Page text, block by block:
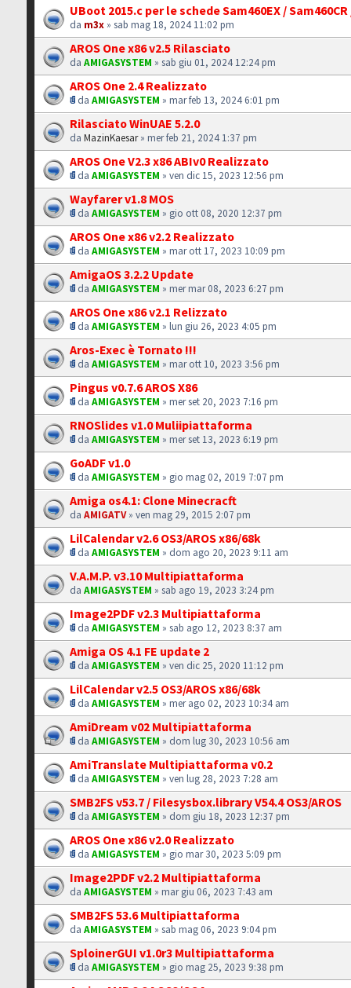
UBoot 2015.c per le schede Sam460EX / Sam460CR
da m3x » sab mag 18, 2024 11:02 pm
AROS One x86 v2.5 Rilasciato
daAMIGASYSTEM » sab giu 01, 2024 12:24 pm
AROS One 2.4 Realizzato
daAMIGASYSTEM » mar feb 13, 2024 6:01 pm
Rilasciato WinUAE 5.2.0
daMazinKaesar» mer feb 21, 2024 1:37 pm
AROS One V2.3 x86 ABIv0 Realizzato
daAMIGASYSTEM » ven dic 15, 2023 12:56 pm
Wayfarer v1.8 MOS
daAMIGASYSTEM » gio ott 08, 2020 12:37 pm
AROS One x86 v2.2 Realizzato
daAMIGASYSTEM » mar ott 17, 2023 10:09 pm
AmigaOS 3.2.2 Update
daAMIGASYSTEM » mer mar 08, 2023 6:27 pm
AROS One x86 v2.1 Relizzato
daAMIGASYSTEM » lun giu 26, 2023 4:05 pm
Aros-Exec è Tornato !!!
daAMIGASYSTEM » mar ott 10, 2023 3:56 pm
Pingus v0.7.6 AROS X86
daAMIGASYSTEM » mer set 20, 2023 7:16 pm
RNOSlides v1.0 Muliipiattaforma
daAMIGASYSTEM » mer set 13, 2023 6:19 pm
GoADF v1.0
daAMIGASYSTEM » gio mag 02, 2019 7:07 pm
Amiga os4.1: Clone Minecracft
daAMIGATV» ven mag 29, 2015 2:07 pm
LilCalendar v2.6 OS3/AROS x86/68k
daAMIGASYSTEM » dom ago 20, 2023 9:11 am
V.A.M.P. v3.10 Multipiattaforma
daAMIGASYSTEM » sab ago 19, 2023 3:24 pm
Image2PDF v2.3 Multipiattaforma
daAMIGASYSTEM » sab ago 12, 2023 8:37 am
Amiga OS 4.1 FE update 2
daAMIGASYSTEM » ven dic 25, 2020 11:12 pm
LilCalendar v2.5 OS3/AROS x86/68k
daAMIGASYSTEM » mer ago 02, 2023 10:34 am
AmiDream v02 Multipiattaforma
daAMIGASYSTEM » dom lug 30, 2023 10:56 am
AmiTranslate Multipiattaforma v0.2
daAMIGASYSTEM » ven lug 28, 2023 7:28 am
SMB2FS v53.7 / Filesysbox.library V54.4 OS3/AROS
daAMIGASYSTEM » dom giu 18, 2023 12:37 pm
AROS One x86 v2.0 Realizzato
daAMIGASYSTEM » gio mar 30, 2023 5:09 pm
Image2PDF v2.2 Multipiattaforma
daAMIGASYSTEM » mar giu 06, 2023 7:43 am
SMB2FS 53.6 Multipiattaforma
daAMIGASYSTEM » sab mag 06, 2023 9:04 pm
SploinerGUI v1.0r3 Multipiattaforma
daAMIGASYSTEM » gio mag 25, 2023 9:38 pm